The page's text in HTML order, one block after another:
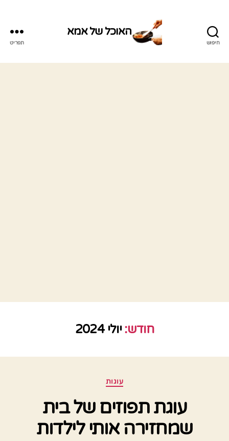
חיפוש
של
האוכל של אמא
תפריט
חודש: יולי 2024
קטגוריותעוגות
עוגת תפוזים של בית
שמחזירה אותי לילדות